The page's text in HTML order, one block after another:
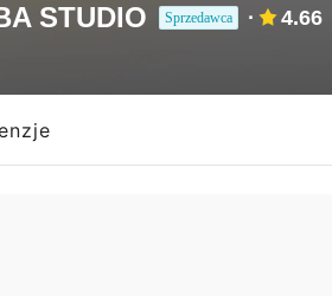
STUDIO Sprzedawca 4.66